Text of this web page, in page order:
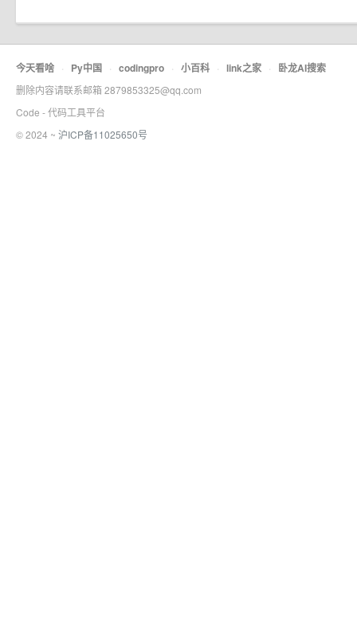
今天看啥 · Py中国 · codingpro · 小百科 · link之家 · 卧龙AI搜索
删除内容请联系邮箱 2879853325@qq.com
Code - 代码工具平台
© 2024 ~ 沪ICP备11025650号